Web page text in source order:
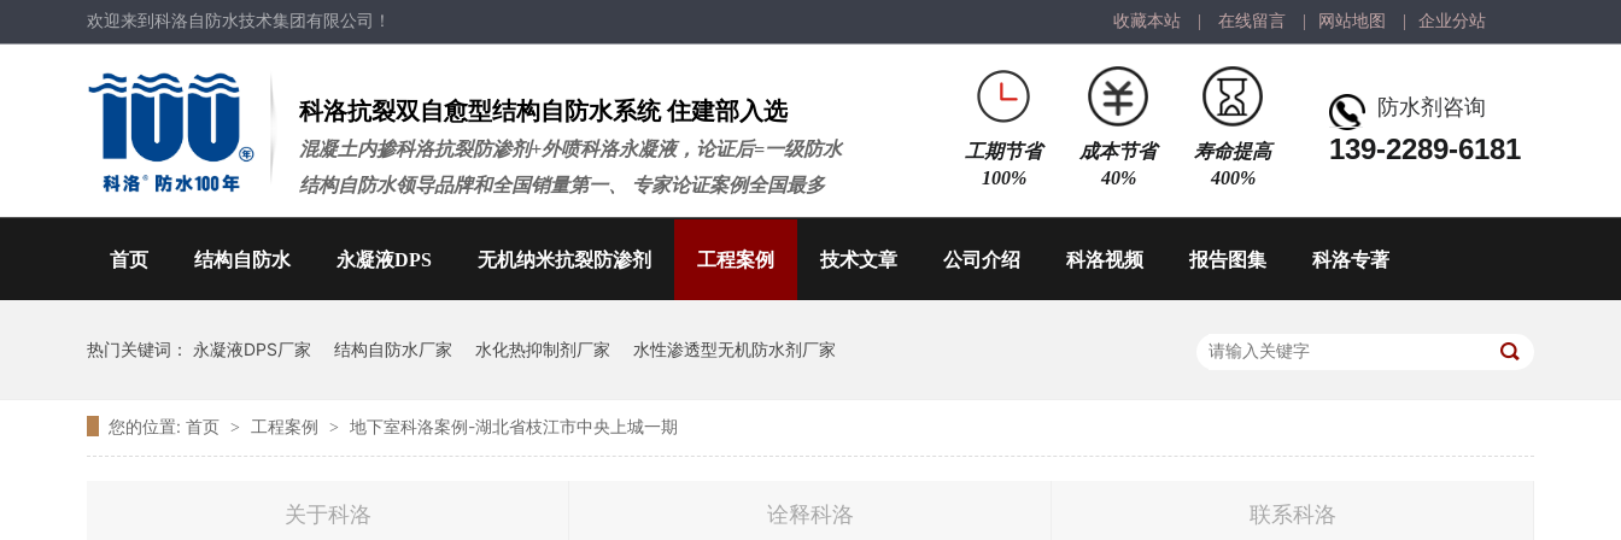
收藏本站 在线留言 网站地图 企业分站
欢迎来到科洛自防水技术集团有限公司！
科洛抗裂双自愈型结构自防水系统 住建部入选
混凝土内掺科洛抗裂防渗剂+外喷科洛永凝液，论证后=一级防水
结构自防水领导品牌和全国销量第一、 专家论证案例全国最多
防水剂咨询
139-2289-6181
工期节省
100%
成本节省
40%
寿命提高
400%
首页 结构自防水 永凝液DPS 无机纳米抗裂防渗剂 工程案例 技术文章 公司介绍 科洛视频 报告图集 科洛专著
热门关键词： 永凝液DPS厂家 结构自防水厂家 水化热抑制剂厂家 水性渗透型无机防水剂厂家
您的位置: 首页 > 工程案例 > 地下室科洛案例-湖北省枝江市中央上城一期
关于科洛 诠释科洛 联系科洛